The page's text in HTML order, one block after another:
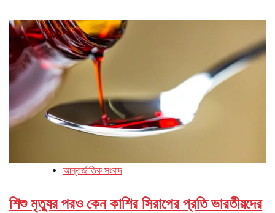
আন্তর্জাতিক সংবাদ
শিশু মৃত্যুর পরও কেন কাশির সিরাপের প্রতি ভারতীয়দের